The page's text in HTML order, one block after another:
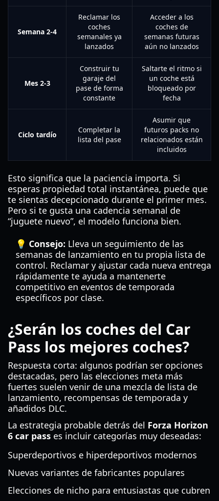
Semana 2-4
Reclamar los
coches
semanales ya
lanzados
Acceder a los
coches de
semanas futuras
aún no lanzados
Mes 2-3
Construir tu
garaje del
pase de forma
constante
Saltarte el ritmo si
un coche está
bloqueado por
fecha
Ciclo tardío
Completar la
lista del pase
Asumir que
futuros packs no
relacionados están
incluidos
Esto significa que la paciencia importa. Si
esperas propiedad total instantánea, puede que
te sientas decepcionado durante el primer mes.
Pero si te gusta una cadencia semanal de
“juguete nuevo”, el modelo funciona bien.
💡 Consejo: Lleva un seguimiento de las
semanas de lanzamiento en tu propia lista de
control. Reclamar y ajustar cada nueva entrega
rápidamente te ayuda a mantenerte
competitivo en eventos de temporada
específicos por clase.
¿Serán los coches del Car
Pass los mejores coches?
Respuesta corta: algunos podrían ser opciones
destacadas, pero las elecciones meta más
fuertes suelen venir de una mezcla de lista de
lanzamiento, recompensas de temporada y
añadidos DLC.
La estrategia probable detrás del Forza Horizon
6 car pass es incluir categorías muy deseadas:
Superdeportivos e hiperdeportivos modernos
Nuevas variantes de fabricantes populares
Elecciones de nicho para entusiastas que cubren